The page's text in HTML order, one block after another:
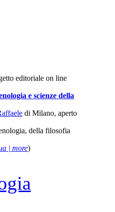
editoriale on line
e scienze della
di Milano, aperto
della filosofia
| more)